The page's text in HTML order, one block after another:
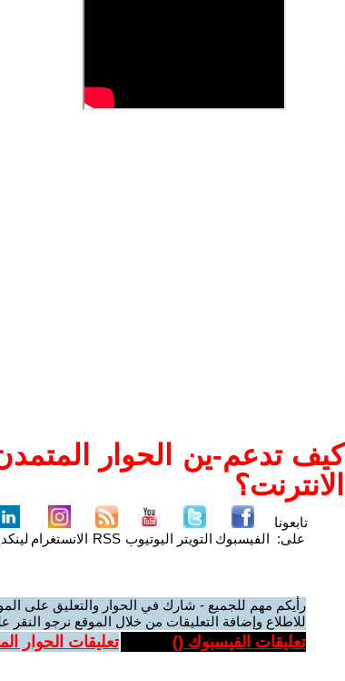
كيف تدعم-ين الحوار
الانترنت؟
تابعونا
على: الفيسبوك التويتر اليوتيوب RSS الانستغرام
رأيكم مهم للجميع - شارك في الحوار والتعليق على
للاطلاع وإضافة التعليقات من خلال الموقع نرجو النقر
تعليقات الفيسبوك () تعليقات الحوار